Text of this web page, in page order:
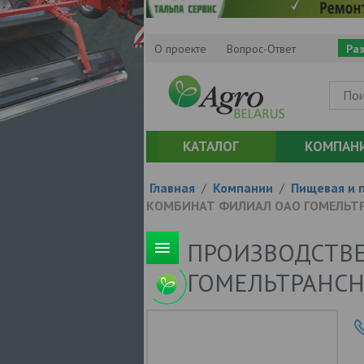
О проекте Вопрос-Ответ
КАТАЛОГ
Главная / Компании / Пищевая и
КОМБИНАТ ФИЛИАЛ ОАО